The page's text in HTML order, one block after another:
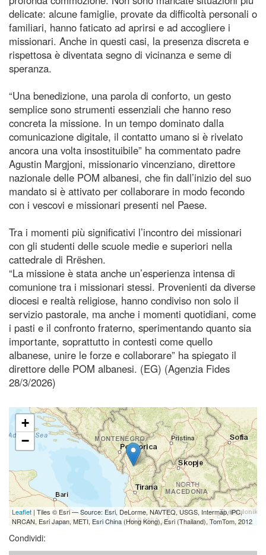
delicate: alcune famiglie, provate da difficoltà personali o
familiari, hanno faticato ad aprirsi e ad accogliere i
missionari. Anche in questi casi, la presenza discreta e
rispettosa è diventata segno di vicinanza e seme di
speranza.
“Una benedizione, una parola di conforto, un gesto
semplice sono strumenti essenziali che hanno reso
concreta la missione. In un tempo dominato dalla
comunicazione digitale, il contatto umano si è rivelato
ancora una volta insostituibile” ha commentato padre
Agustin Margjoni, missionario vincenziano, direttore
nazionale delle POM albanesi, che fin dall’inizio del suo
mandato si è attivato per collaborare in modo fecondo
con i vescovi e missionari presenti nel Paese.
Tra i momenti più significativi l’incontro dei missionari
con gli studenti delle scuole medie e superiori nella
cattedrale di Rrëshen.
“La missione è stata anche un’esperienza intensa di
comunione tra i missionari stessi. Provenienti da diverse
diocesi e realtà religiose, hanno condiviso non solo il
servizio pastorale, ma anche i momenti quotidiani, come
i pasti e il confronto fraterno, sperimentando quanto sia
importante, soprattutto in contesti come quello
albanese, unire le forze e collaborare” ha spiegato il
direttore delle POM albanesi. (EG) (Agenzia Fides
28/3/2026)
+
−
Leaflet | Tiles © Esri — Source: Esri, DeLorme, NAVTEQ, USGS, Intermap, iPC,
NRCAN, Esri Japan, METI, Esri China (Hong Kong), Esri (Thailand), TomTom, 2012
Condividi: